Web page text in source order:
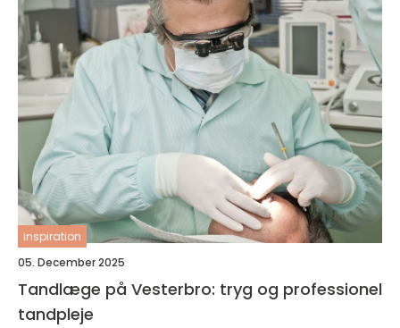
inspiration
05. December 2025
Tandlæge på Vesterbro: tryg og professionel
tandpleje